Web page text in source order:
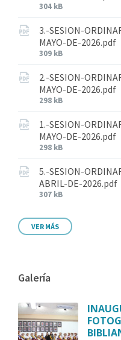
304 kB
3.-SESION-
MAYO-DE-2026.pdf
309 kB
2.-SESION-
MAYO-DE-2026.pdf
298 kB
1.-SESION-
MAYO-DE-2026.pdf
298 kB
5.-SESION-
ABRIL-DE-2026.pdf
307 kB
VER MÁS
Galería